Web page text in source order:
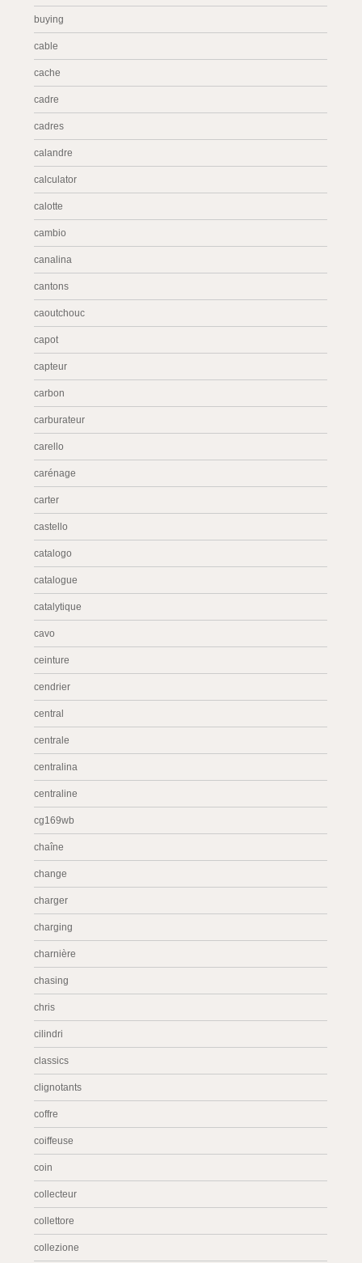
buying
cable
cache
cadre
cadres
calandre
calculator
calotte
cambio
canalina
cantons
caoutchouc
capot
capteur
carbon
carburateur
carello
carénage
carter
castello
catalogo
catalogue
catalytique
cavo
ceinture
cendrier
central
centrale
centralina
centraline
cg169wb
chaîne
change
charger
charging
charnière
chasing
chris
cilindri
classics
clignotants
coffre
coiffeuse
coin
collecteur
collettore
collezione